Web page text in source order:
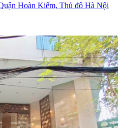
Hoàn Kiếm, Thủ đô Hà Nội